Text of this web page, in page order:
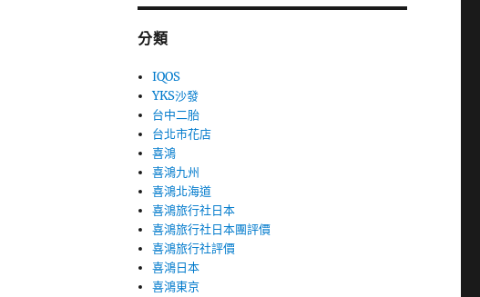
分類
IQOS
YKS沙發
台中二胎
台北市花店
喜鴻
喜鴻九州
喜鴻北海道
喜鴻旅行社日本
喜鴻旅行社日本團評價
喜鴻旅行社評價
喜鴻日本
喜鴻東京